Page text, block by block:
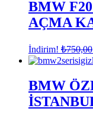
BMW
AÇMA
İndirim! ₺750,00
BMW